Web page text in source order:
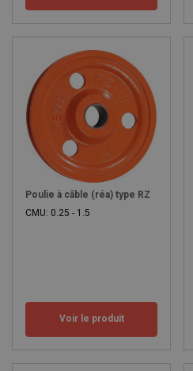
Poulie à câble (réa) type RZ
CMU: 0.25 - 1.5
Voir le produit